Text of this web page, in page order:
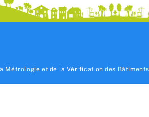
Métrologie et de la Vérification des Bâtiments